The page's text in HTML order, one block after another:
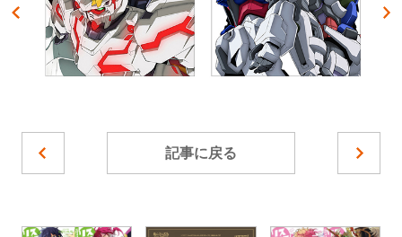
記事に戻る